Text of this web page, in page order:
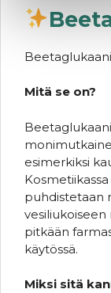
Mitä se on?
esimerkiksi
puhdistetaan
pitkään
käytössä.
Miksi sitä